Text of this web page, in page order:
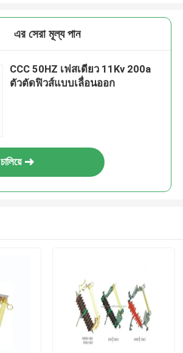
এর সেরা মূল্য পান
CCC 50HZ เฟสเดียว 11Kv 200a
ตัวตัดฟิวส์แบบเลื่อนออก
চালিয়ে